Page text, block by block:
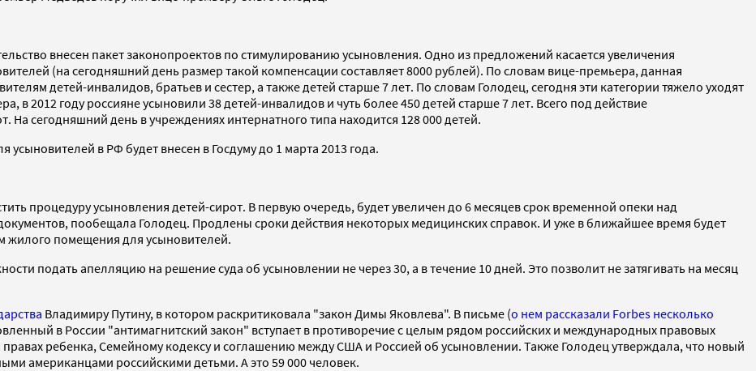
внесен пакет законопроектов по стимулированию усыновления. Одно из предложений касается увеличения
(на сегодняшний день размер такой компенсации составляет 8000 рублей). По словам вице-премьера, данная
детей-инвалидов, братьев и сестер, а также детей старше 7 лет. По словам Голодец, сегодня эти категории тяжело уходят
в 2012 году россияне усыновили 38 детей-инвалидов и чуть более 450 детей старше 7 лет. Всего под действие
На сегодняшний день в учреждениях интернатного типа находится 128 000 детей.
в РФ будет внесен в Госдуму до 1 марта 2013 года.
процедуру усыновления детей-сирот. В первую очередь, будет увеличен до 6 месяцев срок временной опеки над
пообещала Голодец. Продлены сроки действия некоторых медицинских справок. И уже в ближайшее время будет
жилого помещения для усыновителей.
подать апелляцию на решение суда об усыновлении не через 30, а в течение 10 дней. Это позволит не затягивать на месяц
Владимиру Путину, в котором раскритиковала "закон Димы Яковлева". В письме (о нем рассказали Forbes несколько
в России "антимагнитский закон" вступает в противоречие с целым рядом российских и международных правовых
ребенка, Семейному кодексу и соглашению между США и Россией об усыновлении. Также Голодец утверждала, что новый
американцами российскими детьми. А это 59 000 человек.